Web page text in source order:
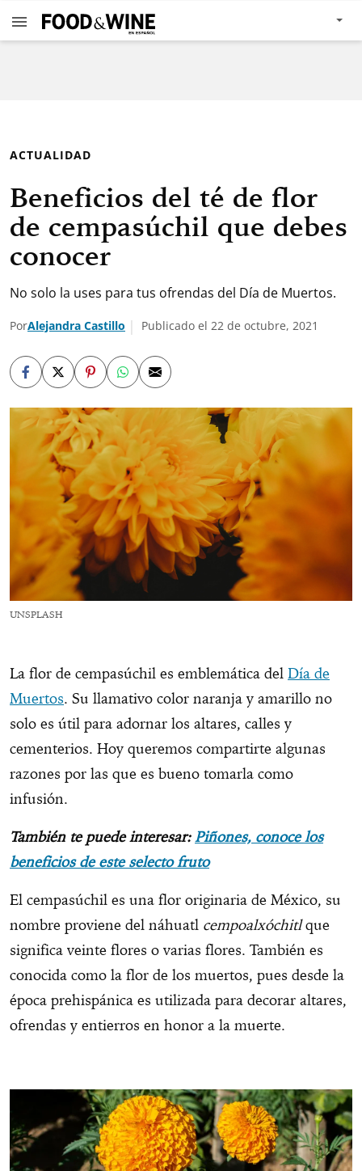
ACTUALIDAD
Beneficios del té de flor
de cempasúchil que debes
conocer
No solo la uses para tus ofrendas del Día de Muertos.
PorAlejandra Castillo Publicado el 22 de octubre, 2021
UNSPLASH
La flor de cempasúchil es emblemática del Día de
Muertos. Su llamativo color naranja y amarillo no
solo es útil para adornar los altares, calles y
cementerios. Hoy queremos compartirte algunas
razones por las que es bueno tomarla como
infusión.
También te puede interesar:Piñones, conoce los
beneficios de este selecto fruto
El cempasúchil es una flor originaria de México, su
nombre proviene del náhuatl cempoalxóchitlque
significa veinte flores o varias flores. También es
conocida como la flor de los muertos, pues desde la
época prehispánica es utilizada para decorar altares,
ofrendas y entierros en honor a la muerte.